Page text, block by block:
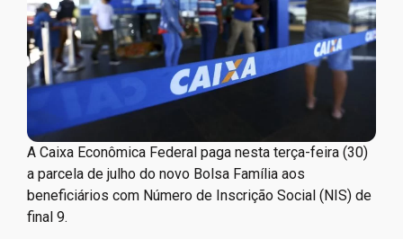
A Caixa Econômica Federal paga nesta terça-feira (30)
a parcela de julho do novo Bolsa Família aos
beneficiários com Número de Inscrição Social (NIS) de
final 9.